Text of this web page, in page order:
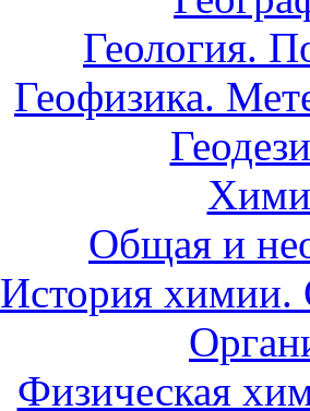
Геология.
Геофизика.
Общая и
История
Физическая